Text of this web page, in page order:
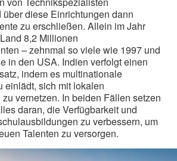
diese Einrichtungen dann
zu erschließen. Allein im Jahr
8,2 Millionen
– zehnmal so viele wie 1997 und
in den USA. Indien verfolgt einen
indem es multinationale
einlädt, sich mit lokalen
vernetzen. In beiden Fällen setzen
daran, die Verfügbarkeit und
zu verbessern, um
Talenten zu versorgen.